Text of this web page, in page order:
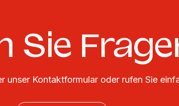
Sie
unser Kontaktformular oder rufen Sie